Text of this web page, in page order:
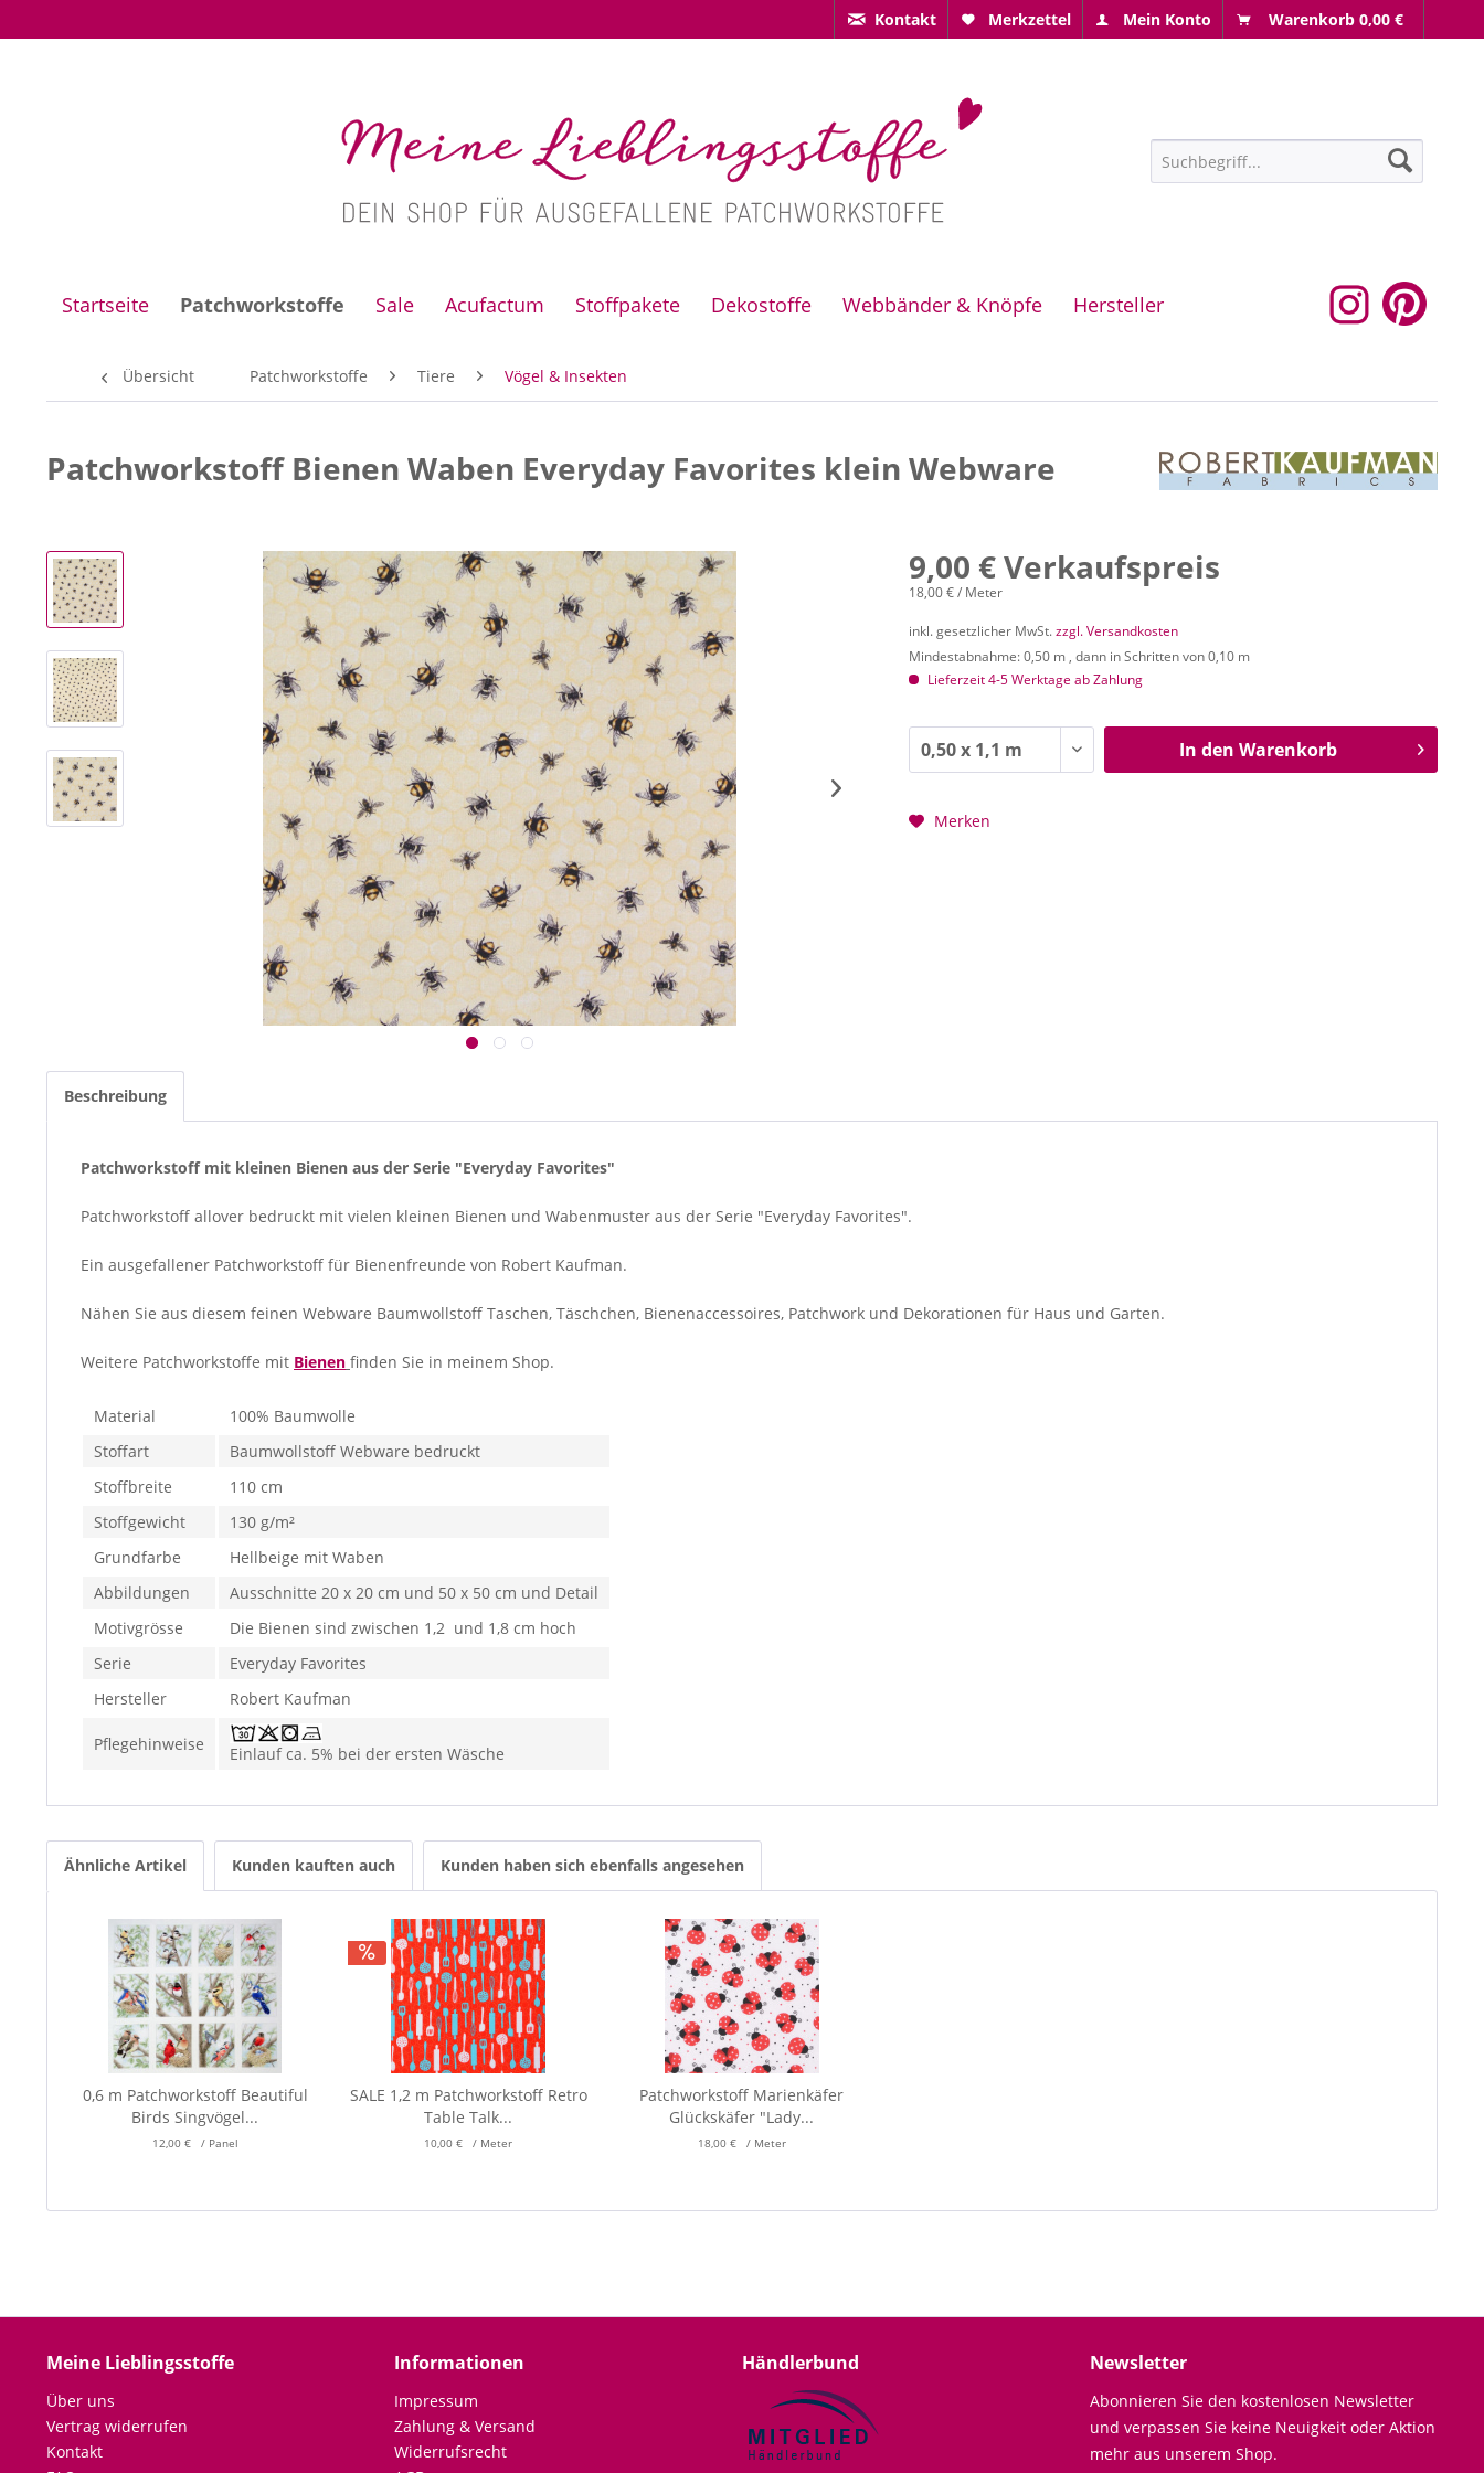
Kontakt Merkzettel Mein Konto Warenkorb 0,00 €
Startseite Patchworkstoffe Sale Acufactum Stoffpakete Dekostoffe Webbänder & Knöpfe Hersteller
Übersicht Patchworkstoffe Tiere Vögel & Insekten
Patchworkstoff Bienen Waben Everyday Favorites klein Webware
9,00 € Verkaufspreis
18,00 € / Meter
inkl. gesetzlicher MwSt.zzgl. Versandkosten
Mindestabnahme: 0,50 m , dann in Schritten von 0,10 m
Lieferzeit 4-5 Werktage ab Zahlung
In den Warenkorb
Merken
Beschreibung
Patchworkstoff mit kleinen Bienen aus der Serie "Everyday Favorites"
Patchworkstoff allover bedruckt mit vielen kleinen Bienen und Wabenmuster aus der Serie "Everyday Favorites".
Ein ausgefallener Patchworkstoff für Bienenfreunde von Robert Kaufman.
Nähen Sie aus diesem feinen Webware Baumwollstoff Taschen, Täschchen, Bienenaccessoires, Patchwork und Dekorationen für Haus und Garten.
Weitere Patchworkstoffe mit Bienen finden Sie in meinem Shop.
Material
100% Baumwolle
Stoffart
Baumwollstoff Webware bedruckt
Stoffbreite
110 cm
Stoffgewicht
130 g/m²
Grundfarbe
Hellbeige mit Waben
Abbildungen
Ausschnitte 20 x 20 cm und 50 x 50 cm und Detail
Motivgrösse
Die Bienen sind zwischen 1,2 und 1,8 cm hoch
Serie
Everyday Favorites
Hersteller
Robert Kaufman
Pflegehinweise Einlauf ca. 5% bei der ersten Wäsche
Ähnliche Artikel Kunden kauften auch Kunden haben sich ebenfalls angesehen
0,6 m Patchworkstoff Beautiful
Birds Singvögel...
12,00 € / Panel
SALE 1,2 m Patchworkstoff Retro
Table Talk...
10,00 € / Meter
Patchworkstoff Marienkäfer
Glückskäfer "Lady...
18,00 € / Meter
Meine Lieblingsstoffe
Über uns
Vertrag widerrufen
Kontakt
Informationen
Impressum
Zahlung & Versand
Widerrufsrecht
Händlerbund Newsletter
Abonnieren Sie den kostenlosen Newsletter
und verpassen Sie keine Neuigkeit oder Aktion
mehr aus unserem Shop.